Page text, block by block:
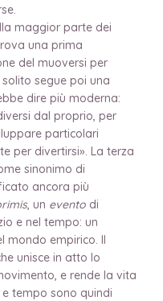
maggior parte dei
una prima
del muoversi per
segue poi una
dire più moderna:
dal proprio, per
particolari
per divertirsi». La terza
sinonimo di
ancora più
, un evento di
e nel tempo: un
mondo empirico. Il
unisce in atto lo
e rende la vita
tempo sono quindi